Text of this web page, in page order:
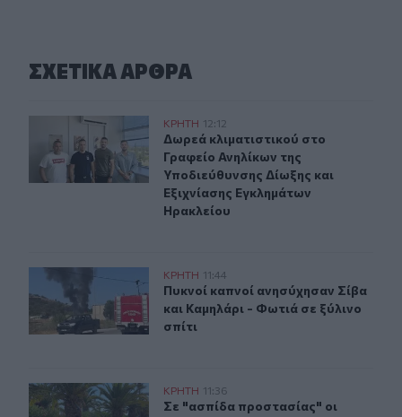
ΣΧΕΤΙΚA AΡΘΡΑ
Δωρεά κλιματιστικού στο Γραφείο Ανηλίκων της
ΚΡΗΤΗ 12:12
Δωρεά κλιματιστικού στο Γραφείο
Δωρεά κλιματιστικού στο
Γραφείο Ανηλίκων της
Υποδιεύθυνσης Δίωξης και
Εξιχνίασης Εγκλημάτων
Ηρακλείου
Φωτιά σε ξύλινο σπίτι κοντά στην Αγία Μαρίνα Φαιστού
ΚΡΗΤΗ 11:44
Πυκνοί καπνοί ανησύχησαν Σίβα
Πυκνοί καπνοί ανησύχησαν Σίβα
και Καμηλάρι - Φωτιά σε ξύλινο
σπίτι
Σε "ασπίδα προστασίας" οι φοίνικες του Ρεθύμνου
ΚΡΗΤΗ 11:36
Σε "ασπίδα προστασίας" οι
Σε "ασπίδα προστασίας" οι